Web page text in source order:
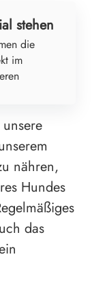
stehen
die
im
nähren,
Hundes
das